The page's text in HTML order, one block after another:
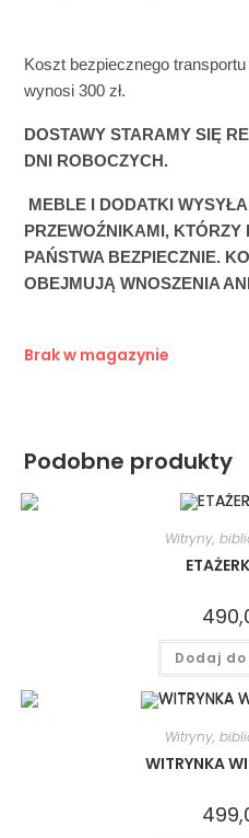
Koszt bezpiecznego transportu
wynosi 300 zł.
DOSTAWY STARAMY SIĘ
DNI ROBOCZYCH.
MEBLE I DODATKI
PRZEWOŹNIKAMI, KTÓRZY
PAŃSTWA BEZPIECZNIE.
OBEJMUJĄ WNOSZENIA
Brak w magazynie
Podobne produkty
Witryny,
Dodaj
Witryny,
WITRYNKA